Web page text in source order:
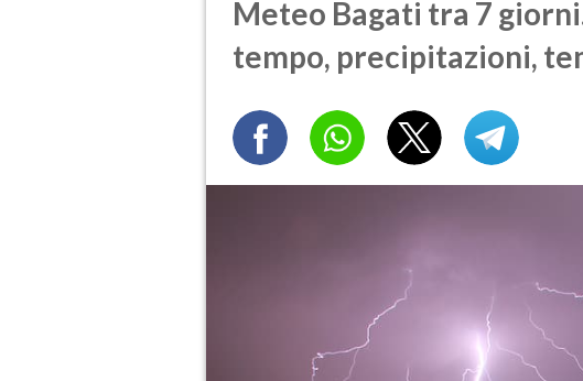
Meteo Bagati tra 7
tempo, precipitazioni,